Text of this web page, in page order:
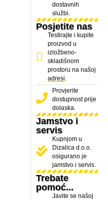
dostavnih
službi.
Posjetite nas
Testirajte i kupite
proizvod u
izložbeno-
skladišnom
prostoru na našoj
adresi
Provjerite
dostupnost prije
dolaska.
Jamstvo i
servis
Kupnjom u
Dizalica d.o.o.
osigurano je
jamstvo i servis.
Trebate
pomoć...
Javite se našoj